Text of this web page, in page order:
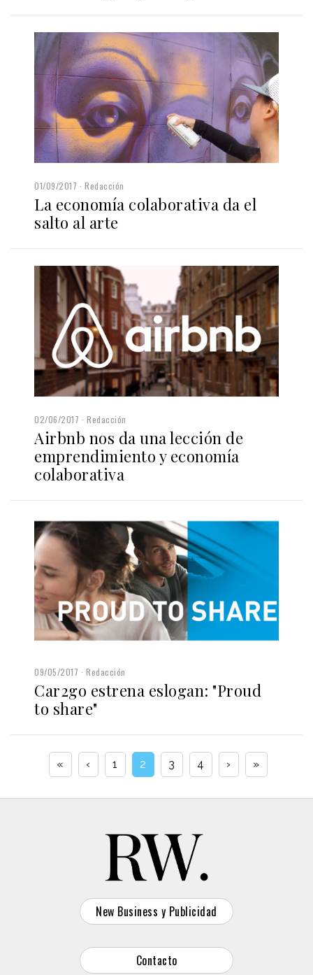
01/09/2017 Redacción
La economía colaborativa da el
salto al arte
02/06/2017 Redacción
Airbnb nos da una lección de
emprendimiento y economía
colaborativa
09/05/2017 Redacción
Car2go estrena eslogan: "Proud
to share"
« ‹ 1 2 3 4 › »
New Business y Publicidad
Contacto